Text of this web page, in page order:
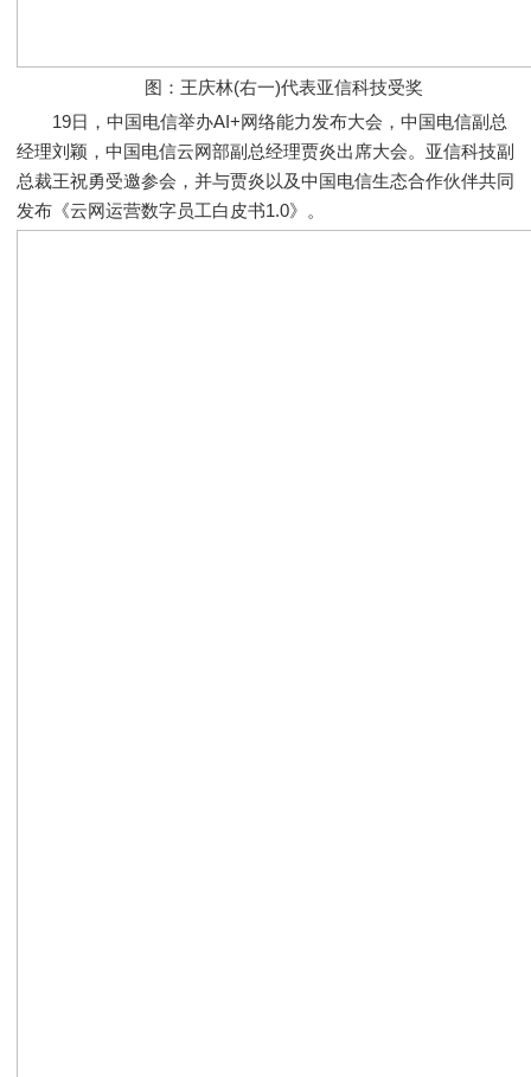
图：王庆林(右一)代表亚信科技受奖
19日，中国电信举办AI+网络能力发布大会，中国电信副总
经理刘颖，中国电信云网部副总经理贾炎出席大会。亚信科技副
总裁王祝勇受邀参会，并与贾炎以及中国电信生态合作伙伴共同
发布《云网运营数字员工白皮书1.0》。